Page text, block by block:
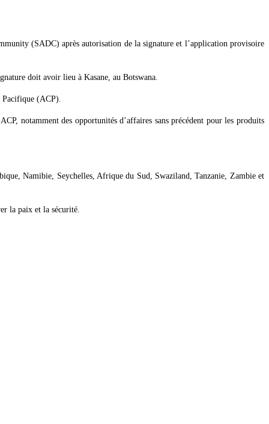
(SADC) après autorisation de la signature et l’application provisoire
doit avoir lieu à Kasane, au Botswana.
Pacifique (ACP).
notamment des opportunités d’affaires sans précédent pour les produits
Namibie, Seychelles, Afrique du Sud, Swaziland, Tanzanie, Zambie et
la paix et la sécurité.